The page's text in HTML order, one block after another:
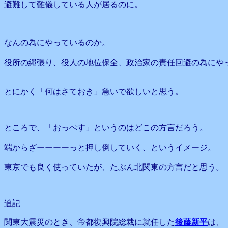
避難して難儀している人が居るのに。
なんの為にやっているのか。
役所の縄張り、役人の地位保全、政治家の責任回避の為にや
とにかく「何はさておき」急いで欲しいと思う。
ところで、「おっぺす」というのはどこの方言だろう。
端からざーーーーっと押し倒していく、というイメージ。
東京でも良く使っていたが、たぶん北関東の方言だと思う。
追記
関東大震災のとき、帝都復興院総裁に就任した後藤新平は、